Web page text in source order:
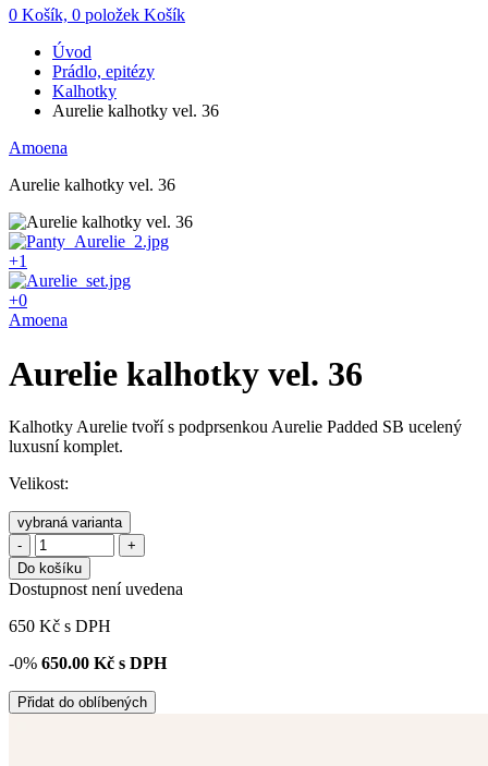
0 Košík, 0 položek Košík
Úvod
Prádlo, epitézy
Kalhotky
Aurelie kalhotky vel. 36
Amoena
Aurelie kalhotky vel. 36
+1
+0
Amoena
Aurelie kalhotky vel. 36
Kalhotky Aurelie tvoří s podprsenkou Aurelie Padded SB ucelený
luxusní komplet.
Velikost:
vybraná varianta
-
+
Do košíku
Dostupnost není uvedena
650 Kč s DPH
-0% 650.00 Kč s DPH
Přidat do oblíbených